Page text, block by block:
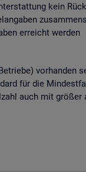
kein
er­reicht wer­den
vor­han­den
für die
auch mit grö­ßer